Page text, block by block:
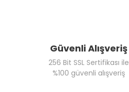
Güvenli Alışveriş
256 Bit SSL Sertifikası ile
%100 güvenli alışveriş